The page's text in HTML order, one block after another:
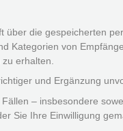
über die gespeicherten
Kategorien von
erhalten.
und Ergänzung
– insbesondere
Sie Ihre Einwilligung